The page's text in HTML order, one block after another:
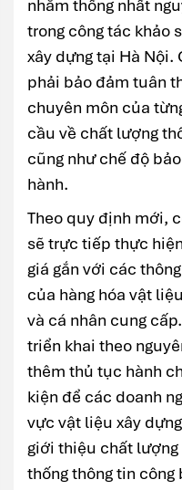
nhằm thống nhất
trong công tác khảo
xây dựng tại Hà Nội.
phải bảo đảm tuân
chuyên môn của
cầu về chất lượng
cũng như chế độ
hành.
Theo quy định mới,
sẽ trực tiếp thực
giá gắn với các
của hàng hóa vật
và cá nhân cung
triển khai theo
thêm thủ tục hành
kiện để các doanh
vực vật liệu xây
giới thiệu chất lượng
thống thông tin